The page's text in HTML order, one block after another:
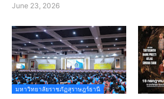
June 23, 2026
มหาวิทยาลัยราชภัฏสุราษฎร์ธานี